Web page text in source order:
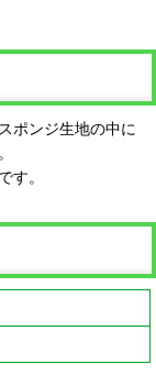
ポンジ生地の中に
す。